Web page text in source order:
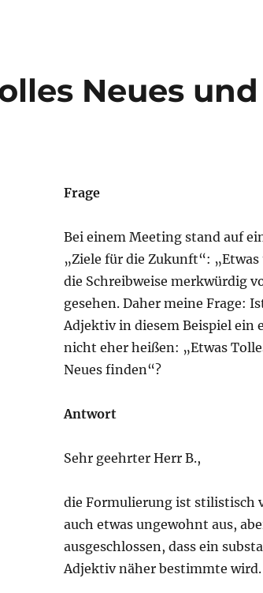
Neues
Frage
Bei einem Meeting stand auf
„Ziele für die Zukunft“:
die Schreibweise merkwürdig
gesehen. Daher meine Frage:
Adjektiv in diesem Beispiel ein
nicht eher heißen: „Etwas
Neues finden“?
Antwort
Sehr geehrter Herr B.,
die Formulierung ist stilistisch
auch etwas ungewohnt aus,
ausgeschlossen, dass ein
Adjektiv näher bestimmte wird.